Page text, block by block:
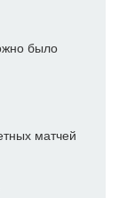
было
матчей